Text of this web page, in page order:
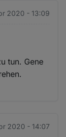
2020 - 13:09
tun. Gene
2020 - 14:07